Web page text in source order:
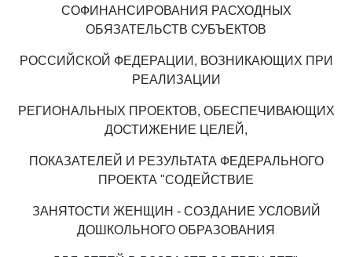
СОФИНАНСИРОВАНИЯ РАСХОДНЫХ
ОБЯЗАТЕЛЬСТВ СУБЪЕКТОВ
РОССИЙСКОЙ ФЕДЕРАЦИИ, ВОЗНИКАЮЩИХ ПРИ
РЕАЛИЗАЦИИ
РЕГИОНАЛЬНЫХ ПРОЕКТОВ, ОБЕСПЕЧИВАЮЩИХ
ДОСТИЖЕНИЕ ЦЕЛЕЙ,
ПОКАЗАТЕЛЕЙ И РЕЗУЛЬТАТА ФЕДЕРАЛЬНОГО
ПРОЕКТА "СОДЕЙСТВИЕ
ЗАНЯТОСТИ ЖЕНЩИН - СОЗДАНИЕ УСЛОВИЙ
ДОШКОЛЬНОГО ОБРАЗОВАНИЯ